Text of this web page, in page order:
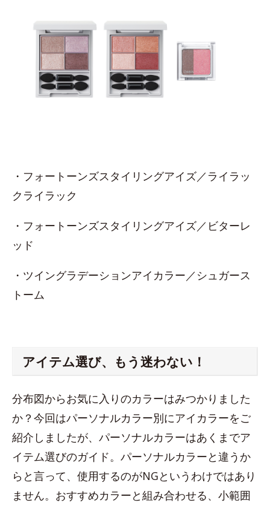
・フォートーンズスタイリングアイズ／ライラッ
クライラック
・フォートーンズスタイリングアイズ／ビターレ
ッド
・ツイングラデーションアイカラー／シュガース
トーム
アイテム選び、もう迷わない！
分布図からお気に入りのカラーはみつかりました
か？今回はパーソナルカラー別にアイカラーをご
紹介しましたが、パーソナルカラーはあくまでア
イテム選びのガイド。パーソナルカラーと違うか
らと言って、使用するのがNGというわけではあり
ません。おすすめカラーと組み合わせる、小範囲